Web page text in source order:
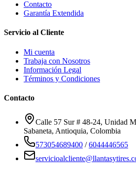
Contacto
Garantía Extendida
Servicio al Cliente
Mi cuenta
Trabaja con Nosotros
Información Legal
Términos y Condiciones
Contacto
Calle 57 Sur # 48-24, Unidad
Sabaneta, Antioquia, Colombia
573054689400 /6044446565